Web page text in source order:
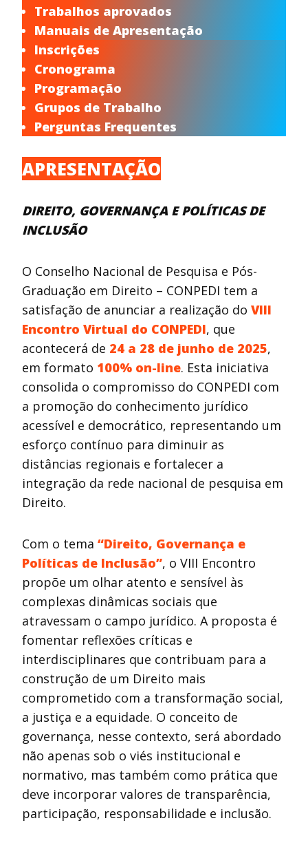
Trabalhos aprovados
Manuais de Apresentação
Inscrições
Cronograma
Programação
Grupos de Trabalho
Perguntas Frequentes
APRESENTAÇÃO
DIREITO, GOVERNANÇA E POLÍTICAS DE
INCLUSÃO
O Conselho Nacional de Pesquisa e Pós-
Graduação em Direito – CONPEDI tem a
satisfação de anunciar a realização doVIII
Encontro Virtual do CONPEDI, que
acontecerá de 24 a 28 de junho de 2025,
em formato 100% on-line. Esta iniciativa
consolida o compromisso do CONPEDI com
a promoção do conhecimento jurídico
acessível e democrático, representando um
esforço contínuo para diminuir as
distâncias regionais e fortalecer a
integração da rede nacional de pesquisa em
Direito.
Com o tema“Direito, Governança e
Políticas de Inclusão”, o VIII Encontro
propõe um olhar atento e sensível às
complexas dinâmicas sociais que
atravessam o campo jurídico. A proposta é
fomentar reflexões críticas e
interdisciplinares que contribuam para a
construção de um Direito mais
comprometido com a transformação social,
a justiça e a equidade. O conceito de
governança, nesse contexto, será abordado
não apenas sob o viés institucional e
normativo, mas também como prática que
deve incorporar valores de transparência,
participação, responsabilidade e inclusão.